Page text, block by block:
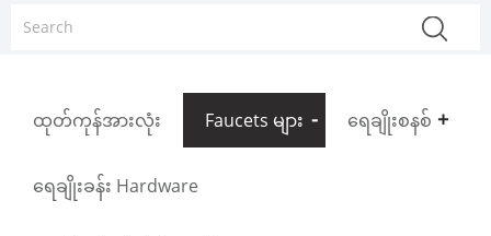
ထုတ်ကုန်အားလုံး Faucets များ ရေချိုးစနစ်
ရေချိုးခန်း Hardware